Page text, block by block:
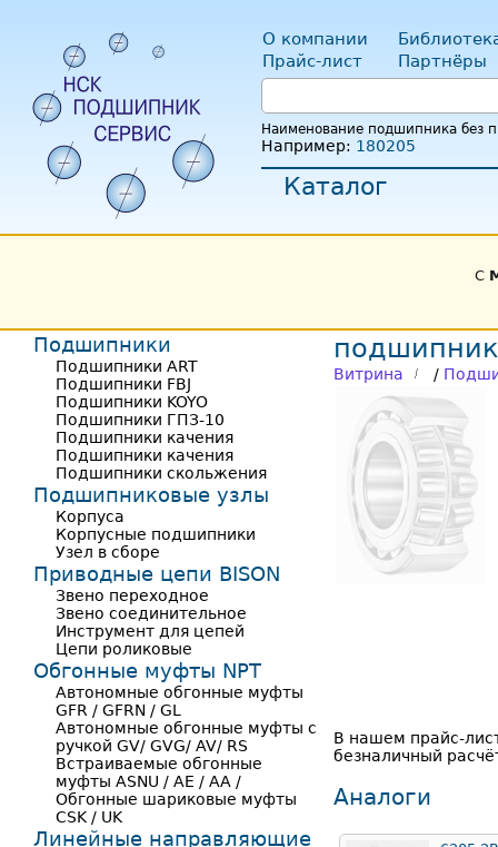
О компании
Прайс-лист
Партнёры
Наименование подшипника без
Например: 180205
Каталог
С
Витрина /
В нашем прайс-
безналичный
Аналоги
Подшипники
Подшипники ART
Подшипники FBJ
Подшипники KOYO
Подшипники ГПЗ-10
Подшипники качения
Подшипники качения
Подшипники скольжения
Подшипниковые узлы
Корпуса
Корпусные подшипники
Узел в сборе
Приводные цепи BISON
Звено переходное
Звено соединительное
Инструмент для цепей
Цепи роликовые
Обгонные муфты NPT
Автономные обгонные муфты
GFR / GFRN / GL
Автономные обгонные муфты с
ручкой GV/ GVG/ AV/ RS
Встраиваемые обгонные
муфты ASNU / AE / AA /
Обгонные шариковые муфты
CSK / UK
Линейные направляющие